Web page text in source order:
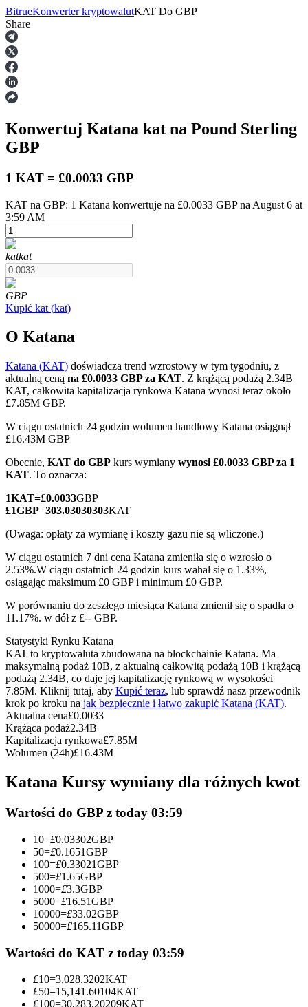
Kontrakty terminowe
Kontrakty terminowe na USDT
Kontrakty terminowe COIN-M
Kontrakty terminowe na kryptowaluty
TradFi
Instrumenty pochodne na akcje, forex, metale szlachetne i
towary
Kontrakty terminowe na USDC
Kontrakty futures wykorzystujące USDC jako zabezpieczenie
Kopiowanie Transakcji
Dołącz do najlepszych traderów
Zostań traderem kopiującym
transakcji
BitrueKonwerter kryptowalutKAT Do GBP
Share
Konwertuj Katana kat na Pound Sterling
GBP
1 KAT = £0.0033 GBP
KAT na GBP: 1 Katana konwertuje na £0.0033 GBP na August 6 at
3:59 AM
katkat
GBP
Kupić kat (kat)
O Katana
Katana (KAT) doświadcza trend wzrostowy w tym tygodniu, z
aktualną ceną na £0.0033 GBP za KAT. Z krążącą podażą 2.34B
KAT, całkowita kapitalizacja rynkowa Katana wynosi teraz około
£7.85M GBP.
W ciągu ostatnich 24 godzin wolumen handlowy Katana osiągnął
£16.43M GBP
Obecnie, KAT do GBP kurs wymiany wynosi £0.0033 GBP za 1
KAT. To oznacza:
1KAT=£0.0033GBP
£1GBP=303.03030303KAT
(Uwaga: opłaty za wymianę i koszty gazu nie są wliczone.)
W ciągu ostatnich 7 dni cena Katana zmieniła się o wzrosło o
2.53%.W ciągu ostatnich 24 godzin kurs wahał się o 1.33%,
osiągając maksimum £0 GBP i minimum £0 GBP.
W porównaniu do zeszłego miesiąca Katana zmienił się o spadła o
11.17%. w dół z £-- GBP.
Statystyki Rynku Katana
KAT to kryptowaluta zbudowana na blockchainie Katana. Ma
maksymalną podaż 10B, z aktualną całkowitą podażą 10B i krążącą
podażą 2.34B, co daje jej kapitalizację rynkową w wysokości
7.85M. Kliknij tutaj, aby Kupić teraz, lub sprawdź nasz przewodnik
krok po kroku na jak bezpiecznie i łatwo zakupić Katana (KAT).
Aktualna cena£0.0033
Krążąca podaż2.34B
Kapitalizacja rynkowa£7.85M
Wolumen (24h)£16.43M
Katana Kursy wymiany dla różnych kwot
Wartości do GBP z today 03:59
10=£0.03302GBP
50=£0.1651GBP
100=£0.33021GBP
500=£1.65GBP
1000=£3.3GBP
5000=£16.51GBP
10000=£33.02GBP
50000=£165.11GBP
Wartości do KAT z today 03:59
£10=3,028.3202KAT
£50=15,141.60104KAT
£100=30,283.20209KAT